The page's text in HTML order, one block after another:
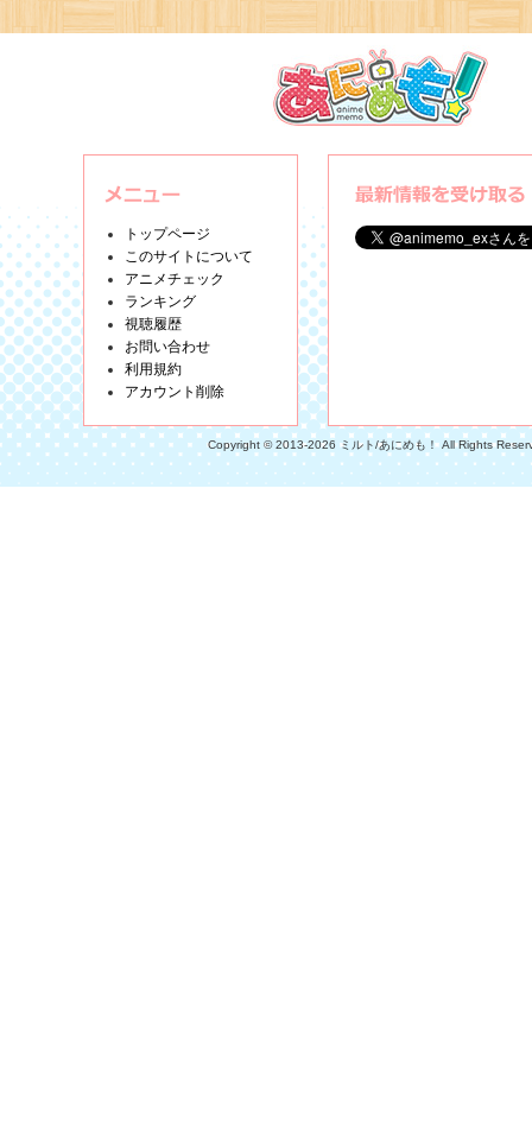
トップページ
このサイトについて
アニメチェック
ランキング
視聴履歴
お問い合わせ
利用規約
アカウント削除
Copyright © 2013-2026 ミルト/あにめも！ All Rights